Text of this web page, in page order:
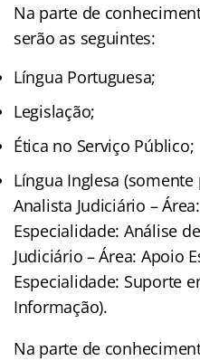
Na parte de
serão as seguintes:
Língua Portuguesa;
Legislação;
Ética no Serviço Público;
Língua Inglesa (somente
Analista Judiciário –
Especialidade: Análise
Judiciário – Área: Apoio
Especialidade: Suporte
Informação).
Na parte de